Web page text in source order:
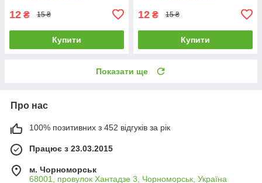
12 ₴ 15 ₴
Купити
12 ₴ 15 ₴
Купити
Показати ще
Про нас
100% позитивних з 452 відгуків за рік
Працює з 23.03.2015
м. Чорноморськ
68001, провулок Хантадзе 3, Чорноморськ, Україна